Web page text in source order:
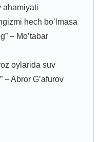
ahamiyati
hech bo’lmasa
– Mo’tabar
oylarida suv
– Abror G’afurov